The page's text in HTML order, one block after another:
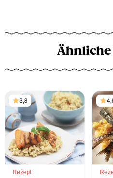
Ähnliche
3,8
Rezept